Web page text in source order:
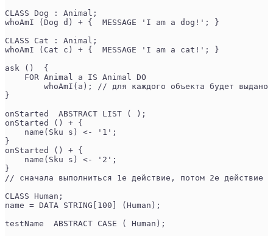
CLASS Dog : Animal;
whoAmI (Dog d) + {  MESSAGE 'I am a dog!'; }
CLASS Cat : Animal;
whoAmI (Cat c) + {  MESSAGE 'I am a сat!'; }
ask ()  {
    FOR Animal a IS Animal DO
whoAmI(a); // для каждого объекта будет выдано
}
onStarted  ABSTRACT LIST ( );
onStarted () + {
    name(Sku s) <- '1';
}
onStarted () + {
    name(Sku s) <- '2';
}
// сначала выполниться 1е действие, потом 2е действие
CLASS Human;
name = DATA STRING[100] (Human);
testName  ABSTRACT CASE ( Human);